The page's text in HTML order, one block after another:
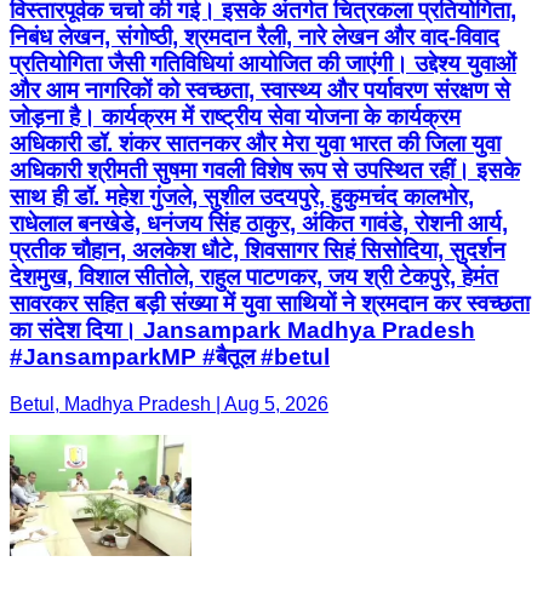
विस्तारपूर्वक चर्चा की गई। इसके अंतर्गत चित्रकला प्रतियोगिता,
निबंध लेखन, संगोष्ठी, श्रमदान रैली, नारे लेखन और वाद-विवाद
प्रतियोगिता जैसी गतिविधियां आयोजित की जाएंगी। उद्देश्य युवाओं
और आम नागरिकों को स्वच्छता, स्वास्थ्य और पर्यावरण संरक्षण से
जोड़ना है। कार्यक्रम में राष्ट्रीय सेवा योजना के कार्यक्रम
अधिकारी डॉ. शंकर सातनकर और मेरा युवा भारत की जिला युवा
अधिकारी श्रीमती सुषमा गवली विशेष रूप से उपस्थित रहीं। इसके
साथ ही डॉ. महेश गुंजले, सुशील उदयपुरे, हुकुमचंद कालभोर,
राधेलाल बनखेडे, धनंजय सिंह ठाकुर, अंकित गावंडे, रोशनी आर्य,
प्रतीक चौहान, अलकेश धौटे, शिवसागर सिहं सिसोदिया, सुदर्शन
देशमुख, विशाल सीतोले, राहुल पाटणकर, जय श्री टेकपुरे, हेमंत
सावरकर सहित बड़ी संख्या में युवा साथियों ने श्रमदान कर स्वच्छता
का संदेश दिया। Jansampark Madhya Pradesh
#JansamparkMP #बैतूल #betul
Betul, Madhya Pradesh | Aug 5, 2026